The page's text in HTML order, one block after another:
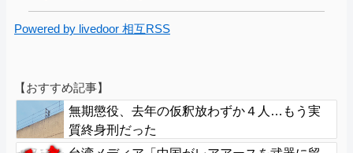
Powered by livedoor 相互RSS
【おすすめ記事】
無期懲役、去年の仮釈放わずか４人…もう実
質終身刑だった